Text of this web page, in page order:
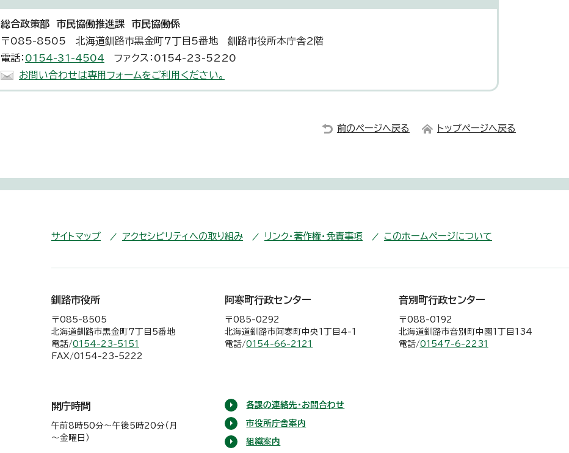
総合政策部 市民協働推進課 市民協働係
〒085-8505 北海道釧路市黒金町7丁目5番地 釧路市役所本庁舎2階
電話： 0154-31-4504 ファクス：0154-23-5220
お問い合わせは専用フォームをご利用ください。
前のページへ戻る トップページへ戻る
サイトマップ アクセシビリティへの取り組み リンク・著作権・免責事項 このホームページについて
釧路市役所
〒085-8505
北海道釧路市黒金町7丁目5番地
電話/0154-23-5151
FAX/0154-23-5222
阿寒町行政センター
〒085-0292
北海道釧路市阿寒町中央1丁目4-1
電話/0154-66-2121
音別町行政センター
〒088-0192
北海道釧路市音別町中園1丁目134
電話/01547-6-2231
開庁時間
午前8時50分～午後5時20分（月
～金曜日）
各課の連絡先・お問合わせ
市役所庁舎案内
組織案内